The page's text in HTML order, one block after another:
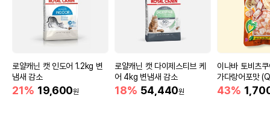
로얄캐닌 캣 인도어 1.2kg 변
냄새 감소
21% 19,600원
로얄캐닌 캣 다이제스티브 케
어 4kg 변냄새 감소
18% 54,440원
이나바 토비츠
가다랑어포맛
43%